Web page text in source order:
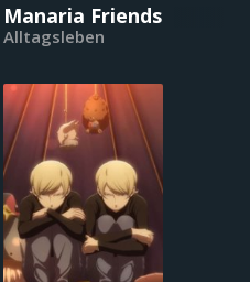
Manaria Friends
Alltagsleben